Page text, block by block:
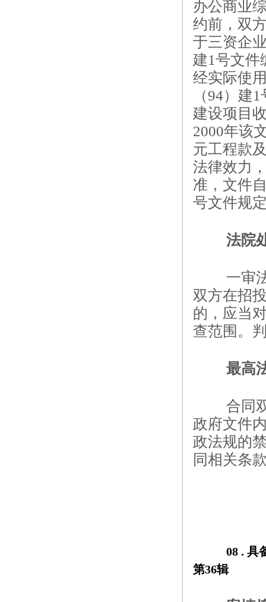
办公商业
约前，双
于三资企
建1号文件
经实际使
（94）建
建设项目
2000年该
元工程款
法律效力
准，文件
号文件规
法院
一审
双方在招
的，应当
查范围。
最高
合同
政府文件
政法规的
同相关条
08 . 具
第36辑